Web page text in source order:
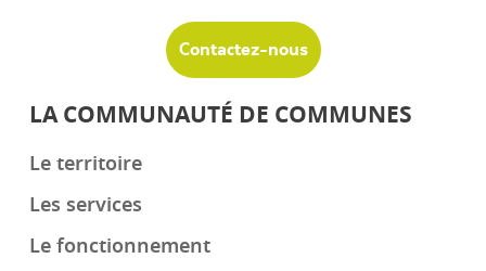
Contactez-nous
LA COMMUNAUTÉ DE COMMUNES
Le territoire
Les services
Le fonctionnement